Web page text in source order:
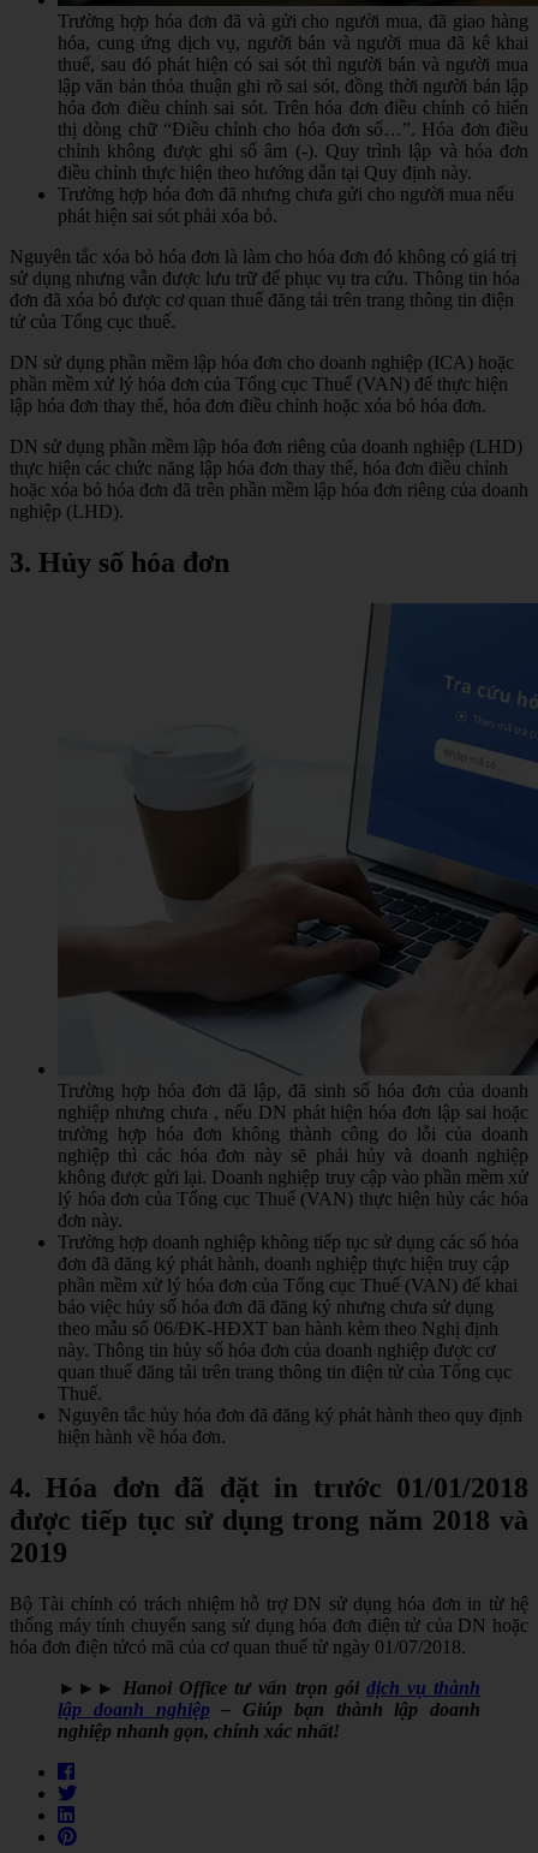
Trường hợp hóa đơn đã và gửi cho người mua, đã giao hàng
hóa, cung ứng dịch vụ, người bán và người mua đã kê khai
thuế, sau đó phát hiện có sai sót thì người bán và người mua
lập văn bản thỏa thuận ghi rõ sai sót, đồng thời người bán lập
hóa đơn điều chỉnh sai sót. Trên hóa đơn điều chỉnh có hiển
thị dòng chữ “Điều chỉnh cho hóa đơn số…”. Hóa đơn điều
chỉnh không được ghi số âm (-). Quy trình lập và hóa đơn
điều chỉnh thực hiện theo hướng dẫn tại Quy định này.
Trường hợp hóa đơn đã nhưng chưa gửi cho người mua nếu
phát hiện sai sót phải xóa bỏ.
Nguyên tắc xóa bỏ hóa đơn là làm cho hóa đơn đó không có giá trị
sử dụng nhưng vẫn được lưu trữ để phục vụ tra cứu. Thông tin hóa
đơn đã xóa bỏ được cơ quan thuế đăng tải trên trang thông tin điện
tử của Tổng cục thuế.
DN sử dụng phần mềm lập hóa đơn cho doanh nghiệp (ICA) hoặc
phần mềm xử lý hóa đơn của Tổng cục Thuế (VAN) để thực hiện
lập hóa đơn thay thế, hóa đơn điều chỉnh hoặc xóa bỏ hóa đơn.
DN sử dụng phần mềm lập hóa đơn riêng của doanh nghiệp (LHD)
thực hiện các chức năng lập hóa đơn thay thế, hóa đơn điều chỉnh
hoặc xóa bỏ hóa đơn đã trên phần mềm lập hóa đơn riêng của doanh
nghiệp (LHD).
3. Hủy số hóa đơn
Trường hợp hóa đơn đã lập, đã sinh số hóa đơn của doanh
nghiệp nhưng chưa , nếu DN phát hiện hóa đơn lập sai hoặc
trường hợp hóa đơn không thành công do lỗi của doanh
nghiệp thì các hóa đơn này sẽ phải hủy và doanh nghiệp
không được gửi lại. Doanh nghiệp truy cập vào phần mềm xử
lý hóa đơn của Tổng cục Thuế (VAN) thực hiện hủy các hóa
đơn này.
Trường hợp doanh nghiệp không tiếp tục sử dụng các số hóa
đơn đã đăng ký phát hành, doanh nghiệp thực hiện truy cập
phần mềm xử lý hóa đơn của Tổng cục Thuế (VAN) để khai
báo việc hủy số hóa đơn đã đăng ký nhưng chưa sử dụng
theo mẫu số 06/ĐK-HĐXT ban hành kèm theo Nghị định
này. Thông tin hủy số hóa đơn của doanh nghiệp được cơ
quan thuế đăng tải trên trang thông tin điện tử của Tổng cục
Thuế.
Nguyên tắc hủy hóa đơn đã đăng ký phát hành theo quy định
hiện hành về hóa đơn.
4. Hóa đơn đã đặt in trước 01/01/2018
được tiếp tục sử dụng trong năm 2018 và
2019
Bộ Tài chính có trách nhiệm hỗ trợ DN sử dụng hóa đơn in từ hệ
thống máy tính chuyển sang sử dụng hóa đơn điện tử của DN hoặc
hóa đơn điện tửcó mã của cơ quan thuế từ ngày 01/07/2018.
►​►​► Hanoi Office tư vấn trọn gói dịch vụ thành
lập doanh nghiệp– Giúp bạn thành lập doanh
nghiệp nhanh gọn, chính xác nhất!